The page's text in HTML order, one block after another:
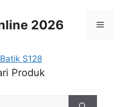
2026 Menu
Produk